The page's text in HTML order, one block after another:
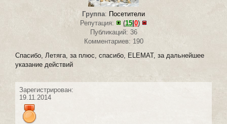
Группа: Посетители
Репутация:
(15|0)
Публикаций: 36
Комментариев: 190
Спасибо, Летяга, за плюс, спасибо, ELEMAT, за дальнейшее
указание действий
Зарегистрирован:
19.11.2014